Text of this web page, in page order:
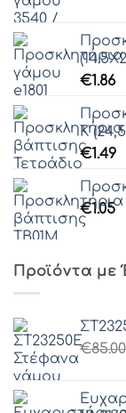
€1.86
Κ
€1.49
€1.05
Προϊόντα με
€85.00